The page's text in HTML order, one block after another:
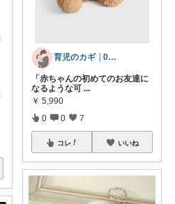
育児のカギ │0歳からの必須アイテム
​「赤ちゃんの初めてのお友達に
なるような可 ...
￥ 5,990
0 0 7
コレ いいね